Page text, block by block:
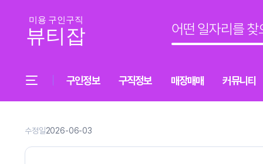
구인정보 구직정보 매장매매 커뮤니티
수정일2026-06-03